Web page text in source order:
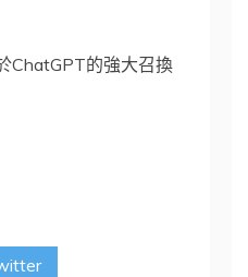
ChatGPT的強大召換